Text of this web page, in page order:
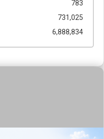
783
731,025
6,888,834